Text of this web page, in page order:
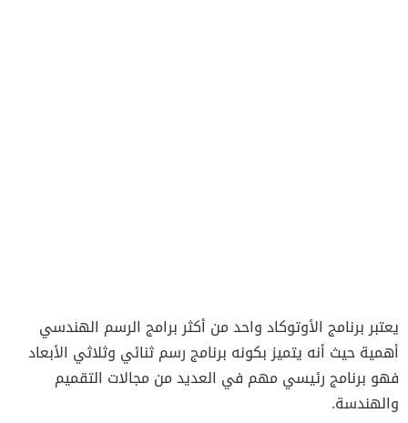
يعتبر برنامج الأوتوكاد واحد من أكثر برامج الرسم الهندسي
أهمية حيث أنه يتميز بكونه برنامج رسم ثنائي وثلاثي الأبعاد
فهو برنامج رئيسي مهم في العديد من مجالات التقميم
والهندسة.